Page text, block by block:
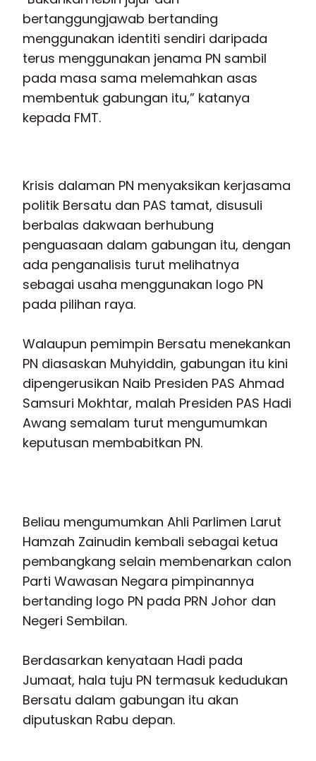
bertanggungjawab bertanding
menggunakan identiti sendiri daripada
terus menggunakan jenama PN sambil
pada masa sama melemahkan asas
membentuk gabungan itu,” katanya
kepada FMT.
Krisis dalaman PN menyaksikan kerjasama
politik Bersatu dan PAS tamat, disusuli
berbalas dakwaan berhubung
penguasaan dalam gabungan itu, dengan
ada penganalisis turut melihatnya
sebagai usaha menggunakan logo PN
pada pilihan raya.
Walaupun pemimpin Bersatu menekankan
PN diasaskan Muhyiddin, gabungan itu kini
dipengerusikan Naib Presiden PAS Ahmad
Samsuri Mokhtar, malah Presiden PAS Hadi
Awang semalam turut mengumumkan
keputusan membabitkan PN.
Beliau mengumumkan Ahli Parlimen Larut
Hamzah Zainudin kembali sebagai ketua
pembangkang selain membenarkan calon
Parti Wawasan Negara pimpinannya
bertanding logo PN pada PRN Johor dan
Negeri Sembilan.
Berdasarkan kenyataan Hadi pada
Jumaat, hala tuju PN termasuk kedudukan
Bersatu dalam gabungan itu akan
diputuskan Rabu depan.